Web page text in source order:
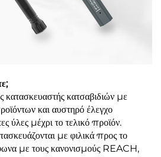
κατασκευαστής κατσαβιδιών με
και αυστηρό έλεγχο
ύλες μέχρι το τελικό προϊόν.
με φιλικά προς το
με τους κανονισμούς REACH,